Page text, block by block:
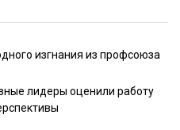
изгнания из профсоюза
лидеры оценили работу